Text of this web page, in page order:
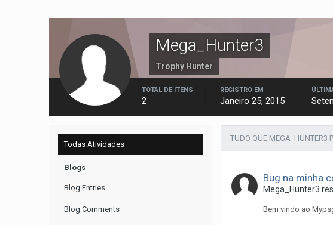
Mega_Hunter3
Trophy Hunter
TOTAL DE ITENS
2
REGISTRO EM
Janeiro 25, 2015
Todas Atividades
Blogs
Blog Entries
Blog Comments
TUDO QUE MEGA_HUNTER3
Bug na minha
Mega_Hunter3
Bem vindo ao